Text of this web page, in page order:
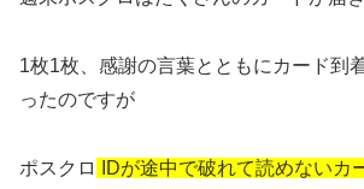
1枚1枚、感謝の言葉とともにカード到
ったのですが
ポスクロ IDが途中で破れて読めないカ